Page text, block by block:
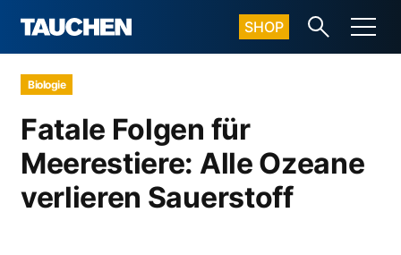
SHOP
Biologie
Fatale Folgen für
Meerestiere: Alle Ozeane
verlieren Sauerstoff